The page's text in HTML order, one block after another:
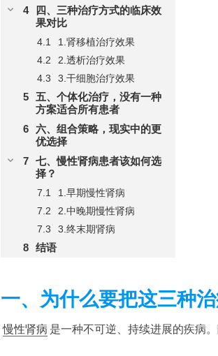
四、三种治疗方式的临床效
果对比
1.肾移植治疗效果
2.透析治疗效果
3.干细胞治疗效果
五、个体化治疗，没有一种
方案适合所有患者
六、组合策略，现实中的更
优选择
七、慢性肾病患者该如何选
择？
1.早期慢性肾病
2.中晚期慢性肾病
3.终末期肾病
结语
一、为什么要把这三种
慢性肾病 是一种不可逆、持续进展的疾病